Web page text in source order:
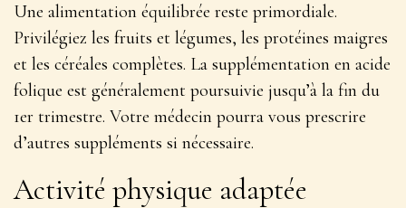
Une alimentation équilibrée reste primordiale.
Privilégiez les fruits et légumes, les protéines maigres
et les céréales complètes. La supplémentation en acide
folique est généralement poursuivie jusqu’à la fin du
1er trimestre. Votre médecin pourra vous prescrire
d’autres suppléments si nécessaire.
Activité physique adaptée